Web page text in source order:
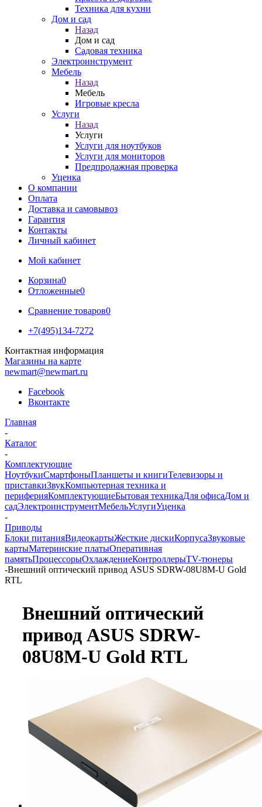
Техника для кухни
Дом и сад
Назад
Дом и сад
Садовая техника
Электроинструмент
Мебель
Назад
Мебель
Игровые кресла
Услуги
Назад
Услуги
Услуги для ноутбуков
Услуги для мониторов
Предпродажная проверка
Уценка
О компании
Оплата
Доставка и самовывоз
Гарантия
Контакты
Личный кабинет
Мой кабинет
Корзина0
Отложенные0
Сравнение товаров0
+7(495)134-7272
Контактная информация
Магазины на карте
newmart@newmart.ru
Facebook
Вконтакте
Главная
-
Каталог
-
Комплектующие
НоутбукиСмартфоныПланшеты и книгиТелевизоры и
приставкиЗвукКомпьютерная техника и
периферияКомплектующиеБытовая техникаДля офисаДом и
садЭлектроинструментМебельУслугиУценка
-
Приводы
Блоки питанияВидеокартыЖесткие дискиКорпусаЗвуковые
картыМатеринские платыОперативная
памятьПроцессорыОхлаждениеКонтроллерыTV-тюнеры
-Внешний оптический привод ASUS SDRW-08U8M-U Gold
RTL
Внешний оптический
привод ASUS SDRW-
08U8M-U Gold RTL